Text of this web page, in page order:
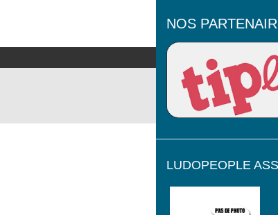
NOS
LUDOPEOPLE